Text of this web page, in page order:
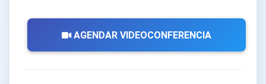
AGENDAR VIDEOCONFERENCIA